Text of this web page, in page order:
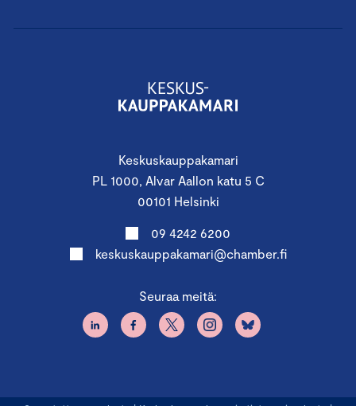
Keskuskauppakamari
PL 1000, Alvar Aallon katu 5 C
00101 Helsinki
09 4242 6200
keskuskauppakamari@chamber.fi
Seuraa meitä: